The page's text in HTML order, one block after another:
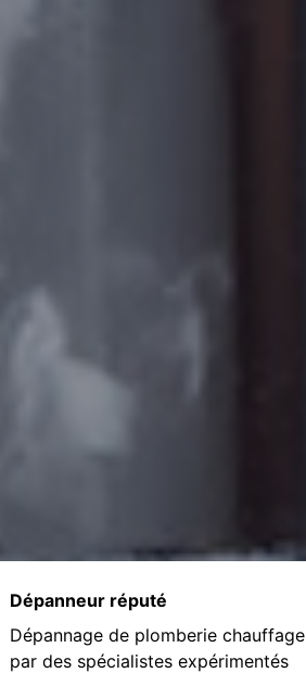
Dépanneur réputé
Dépannage de plomberie chauffage
par des spécialistes expérimentés